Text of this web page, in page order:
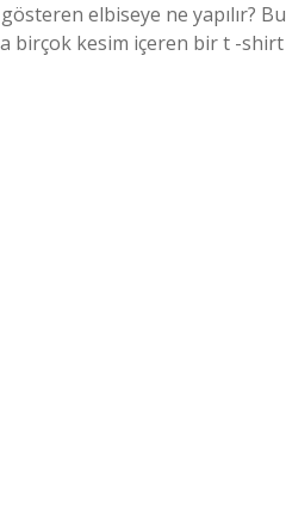
elbiseye ne yapılır? Bu
birçok kesim içeren bir t -shirt